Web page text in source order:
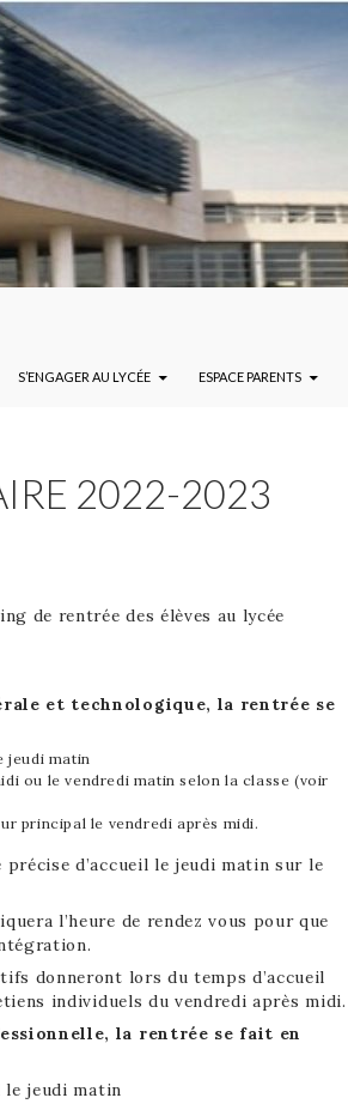
S’ENGAGER AU LYCÉE ESPACE PARENTS
2022-2023
de rentrée des élèves au lycée
et technologique, la rentrée se
jeudi matin
ou le vendredi matin selon la classe (voir
principal le vendredi après midi.
précise d’accueil le jeudi matin sur le
l’heure de rendez vous pour que
donneront lors du temps d’accueil
individuels du vendredi après midi.
la rentrée se fait en
jeudi matin